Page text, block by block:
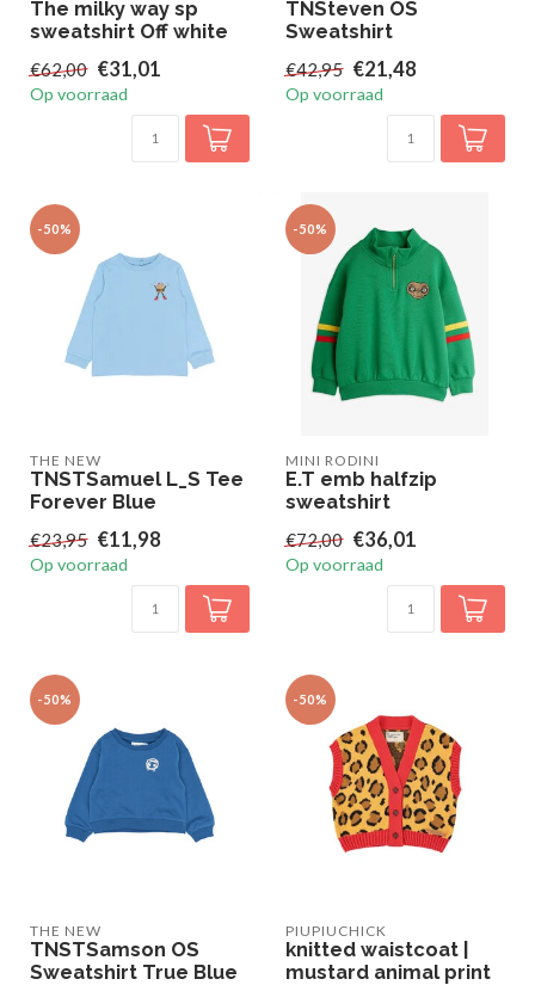
The milky way sp
sweatshirt Off white
€62,00 €31,01
Op voorraad
TNSteven OS
Sweatshirt
€42,95 €21,48
Op voorraad
-50%
THE NEW
TNSTSamuel L_S Tee
Forever Blue
€23,95 €11,98
Op voorraad
-50%
MINI RODINI
E.T emb halfzip
sweatshirt
€72,00 €36,01
Op voorraad
-50%
THE NEW
TNSTSamson OS
Sweatshirt True Blue
-50%
PIUPIUCHICK
knitted waistcoat |
mustard animal print